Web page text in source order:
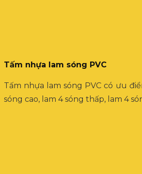
Tấm nhựa lam sóng PVC
Tấm nhựa lam sóng PVC có ưu
sóng cao, lam 4 sóng thấp, lam 4